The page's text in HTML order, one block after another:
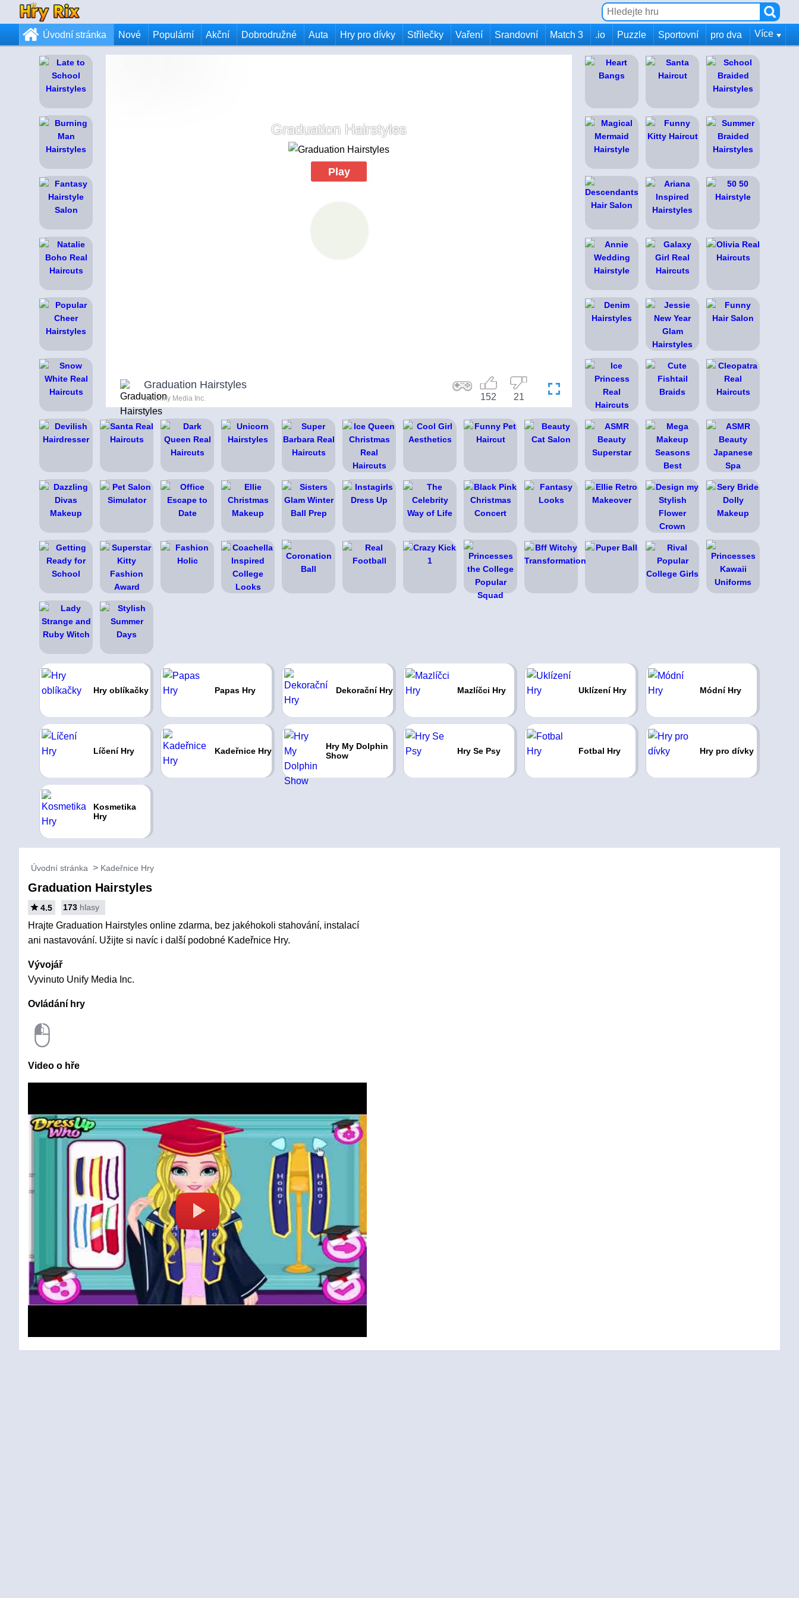
Úvodní stránka Nové Populární Akční Dobrodružné Auta Hry pro dívky Střílečky Vaření Srandovní Match 3 .io Puzzle Sportovní pro dva Více
Graduation Hairstyles
Play
Graduation Hairstyles
od Unify Media Inc. 21
152
Hry oblíkačky Papas Hry Dekorační Hry Mazlíčci Hry Uklízení Hry Módní Hry
Líčení Hry Kadeřnice Hry
Hry My Dolphin
Show
Hry Se Psy Fotbal Hry Hry pro dívky
Kosmetika
Hry
Úvodní stránka Kadeřnice Hry
Graduation Hairstyles
4.5 173 hlasy
Hrajte Graduation Hairstyles online zdarma, bez jakéhokoli stahování, instalací
ani nastavování. Užijte si navíc i další podobné Kadeřnice Hry.
Vývojář
Vyvinuto Unify Media Inc.
Ovládání hry
Video o hře